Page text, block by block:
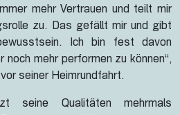
mehr Vertrauen und teilt mir
zu. Das gefällt mir und gibt
Ich bin fest davon
mehr performen zu können“,
seiner Heimrundfahrt.
seine Qualitäten mehrmals